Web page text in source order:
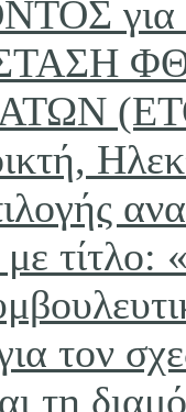
για
τίτλο:
τον
τη